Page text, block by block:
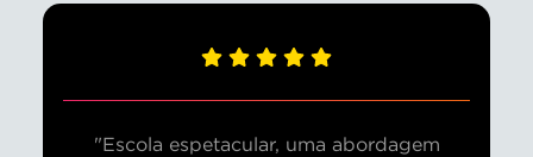
"Escola espetacular, uma abordagem